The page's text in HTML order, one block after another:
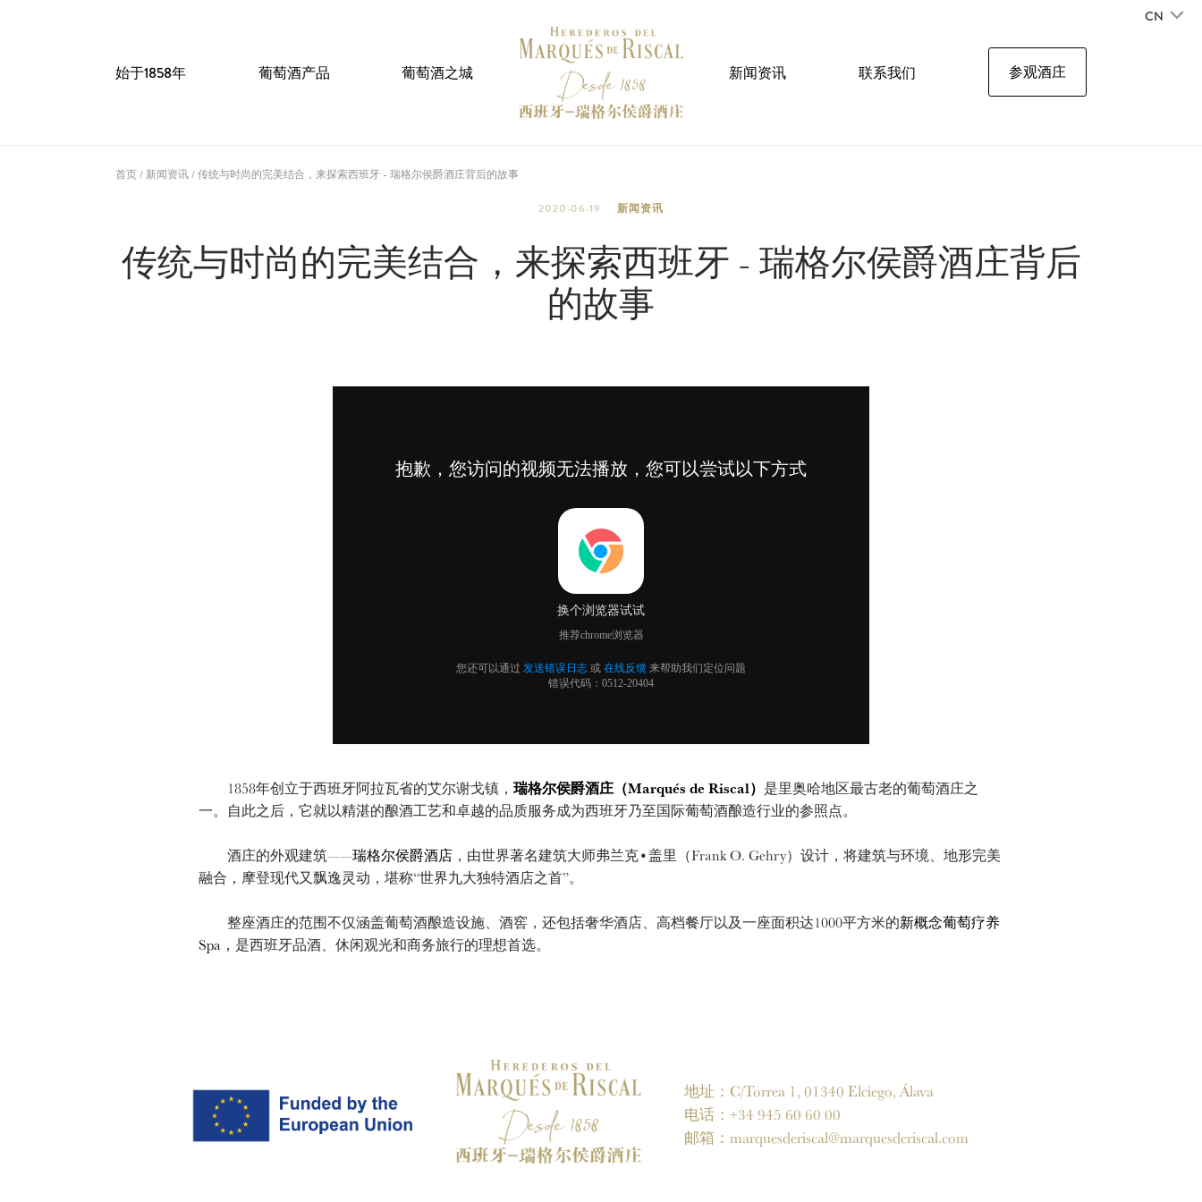
CN
始于1858年 葡萄酒产品 葡萄酒之城 新闻资讯 联系我们 参观酒庄
首页/新闻资讯/传统与时尚的完美结合，来探索西班牙 - 瑞格尔侯爵酒庄背后的故事
2020-06-19 新闻资讯
传统与时尚的完美结合，来探索西班牙 - 瑞格尔侯爵酒庄背后
的故事
1858年创立于西班牙阿拉瓦省的艾尔谢戈镇， 瑞格尔侯爵酒庄（Marqués de Riscal） 是里奥哈地区最古老的葡萄酒庄之
一。自此之后，它就以精湛的酿酒工艺和卓越的品质服务成为西班牙乃至国际葡萄酒酿造行业的参照点。
酒庄的外观建筑——瑞格尔侯爵酒店，由世界著名建筑大师弗兰克•盖里（Frank O. Gehry）设计，将建筑与环境、地形完美
融合，摩登现代又飘逸灵动，堪称“世界九大独特酒店之首”。
整座酒庄的范围不仅涵盖葡萄酒酿造设施、酒窖，还包括奢华酒店、高档餐厅以及一座面积达1000平方米的新概念葡萄疗养
Spa，是西班牙品酒、休闲观光和商务旅行的理想首选。
地址：C/Torrea 1, 01340 Elciego, Álava
电话：+34 945 60 60 00
邮箱： marquesderiscal@marquesderiscal.com